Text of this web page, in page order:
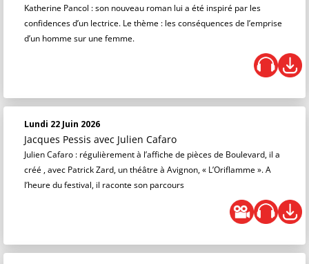
Katherine Pancol : son nouveau roman lui a été inspiré par les
confidences d’un lectrice. Le thème : les conséquences de l’emprise
d’un homme sur une femme.
Lundi 22 Juin 2026
Jacques Pessis avec Julien Cafaro
Julien Cafaro : régulièrement à l’affiche de pièces de Boulevard, il a
créé , avec Patrick Zard, un théâtre à Avignon, « L’Oriflamme ». A
l’heure du festival, il raconte son parcours